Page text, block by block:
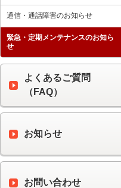
通信・通話障害のお知らせ
緊急・定期メンテナンスのお知ら
せ
よくあるご質問
（FAQ）
お知らせ
お問い合わせ